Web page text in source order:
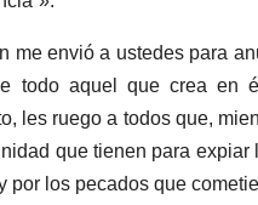
me envió a ustedes para
todo aquel que crea en
les ruego a todos que,
que tienen para
por los pecados que